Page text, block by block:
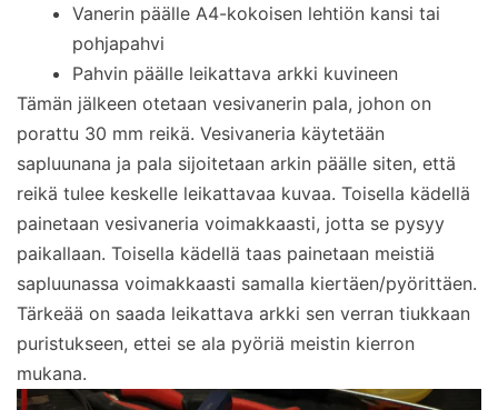
Vanerin päälle A4-kokoisen lehtiön kansi tai
pohjapahvi
Pahvin päälle leikattava arkki kuvineen
Tämän jälkeen otetaan vesivanerin pala, johon on
porattu 30 mm reikä. Vesivaneria käytetään
sapluunana ja pala sijoitetaan arkin päälle siten, että
reikä tulee keskelle leikattavaa kuvaa. Toisella kädellä
painetaan vesivaneria voimakkaasti, jotta se pysyy
paikallaan. Toisella kädellä taas painetaan meistiä
sapluunassa voimakkaasti samalla kiertäen/pyörittäen.
Tärkeää on saada leikattava arkki sen verran tiukkaan
puristukseen, ettei se ala pyöriä meistin kierron
mukana.